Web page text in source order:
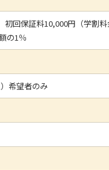
回保証料10,000円（学割料
の1％
希望者のみ